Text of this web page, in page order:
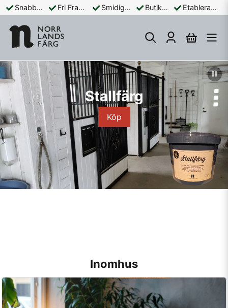
Snabba Leveranser Fri Frakt Över 899:- Smidiga Betalningar Butik och Online Etablerad Sedan 1965
Stallfärg
Köp
Inomhus